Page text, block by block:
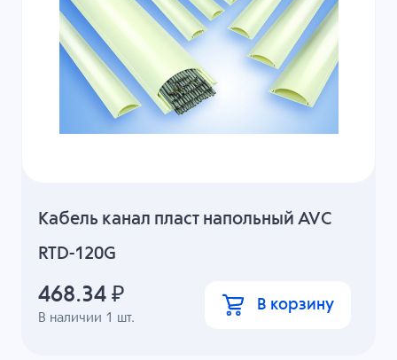
Кабель канал пласт напольный AVC
RTD-120G
В наличии 1 шт.
468.34 ₽ В корзину